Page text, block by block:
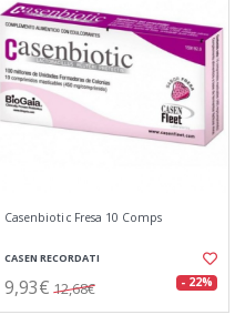
Casenbiotic Fresa 10 Comps
CASEN RECORDATI
9,93€ 12,68€ - 22%